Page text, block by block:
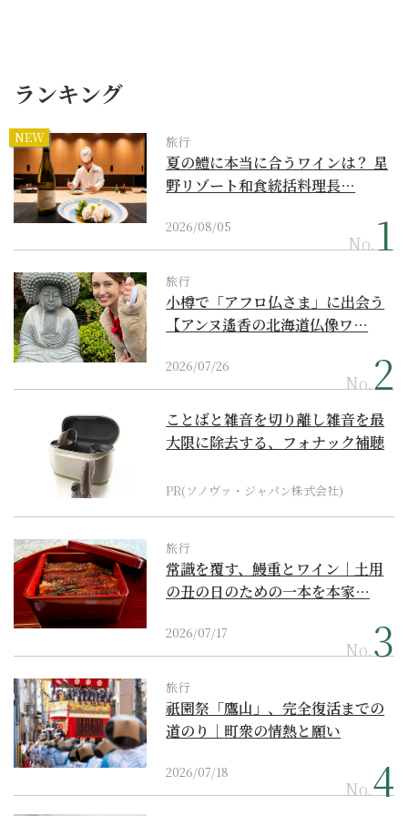
ランキング
NEW 旅行
夏の鱧に本当に合うワインは？ 星
野リゾート和食統括料理長…
2026/08/05
No.
旅行
小樽で「アフロ仏さま」に出会う
【アンヌ遙香の北海道仏像ワ…
2026/07/26
No.
ことばと雑音を切り離し雑音を最
大限に除去する、フォナック補聴
PR(ソノヴァ・ジャパン株式会社)
旅行
常識を覆す、鰻重とワイン｜土用
の丑の日のための一本を本家…
2026/07/17
No.
旅行
祇園祭「鷹山」、完全復活までの
道のり｜町衆の情熱と願い
2026/07/18
No.